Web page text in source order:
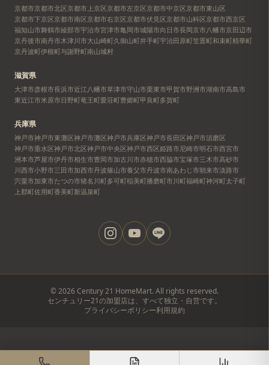
京都市京都市北区京都市上京区京都市左京区京都市中京区京都市東山区
京都市下京区京都市南区京都市右京区京都市伏見区京都市山科区京都市西京区
福知山市舞鶴市綾部市宇治市宮津市亀岡市城陽市向日市長岡京市八幡市京田辺市
京丹後市南丹市木津川市大山崎町久御山町井手町宇治田原町笠置町和束町精華町
京丹波町伊根町与謝野町南山城村
滋賀県
大津市彦根市長浜市近江八幡市草津市守山市栗東市甲賀市野洲市湖南市高島市
東近江市米原市日野町竜王町愛荘町豊郷町甲良町多賀町
兵庫県
神戸市神戸市東灘区神戸市灘区神戸市兵庫区神戸市長田区神戸市須磨区
神戸市垂水区神戸市北区神戸市中央区神戸市西区姫路市尼崎市明石市西宮市
洲本市芦屋市伊丹市相生市豊岡市加古川市赤穂市西脇市宝塚市三木市高砂市
川西市小野市三田市加西市丹波篠山市養父市丹波市南あわじ市朝来市淡路市
宍粟市加東市たつの市猪名川町多可町稲美町播磨町市川町福崎町神河町太子町
上郡町佐用町香美町新温泉町
©2026 Century 21 HomeMart. All rights reserved.
センチュリー21の加盟店は、すべて独立・自営です。
プライバシーポリシー利用規約